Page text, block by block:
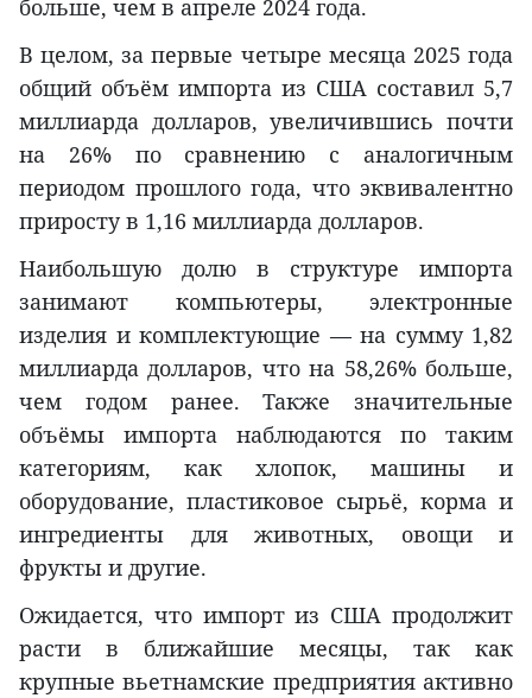
больше, чем в апреле 2024 года.
В целом, за первые четыре месяца 2025 года
общий объём импорта из США составил 5,7
миллиарда долларов, увеличившись почти
на 26% по сравнению с аналогичным
периодом прошлого года, что эквивалентно
приросту в 1,16 миллиарда долларов.
Наибольшую долю в структуре импорта
занимают компьютеры, электронные
изделия и комплектующие — на сумму 1,82
миллиарда долларов, что на 58,26% больше,
чем годом ранее. Также значительные
объёмы импорта наблюдаются по таким
категориям, как хлопок, машины и
оборудование, пластиковое сырьё, корма и
ингредиенты для животных, овощи и
фрукты и другие.
Ожидается, что импорт из США продолжит
расти в ближайшие месяцы, так как
крупные вьетнамские предприятия активно